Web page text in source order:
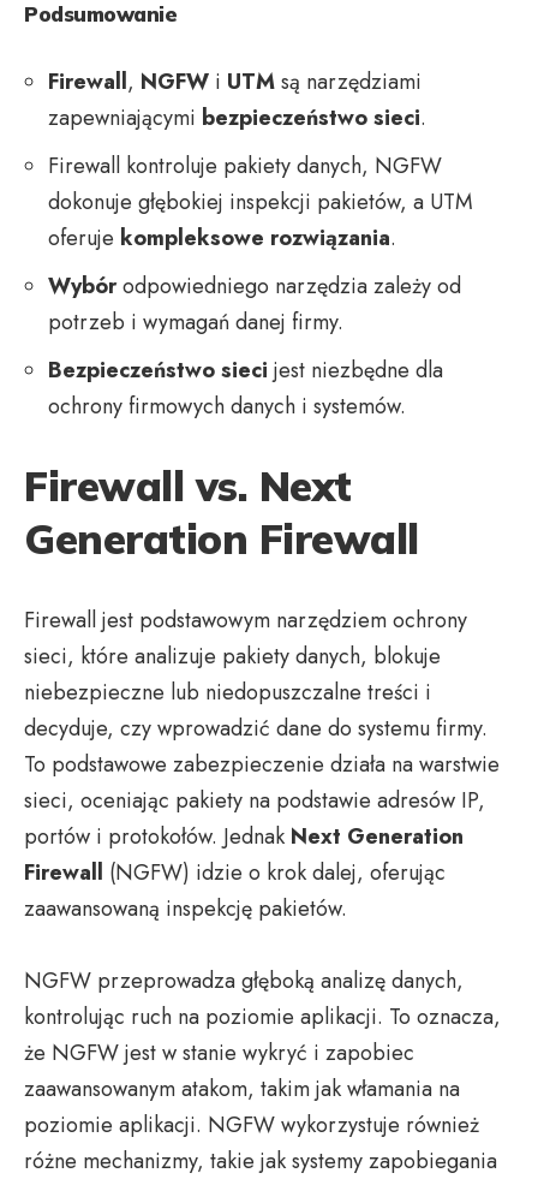
Podsumowanie
Firewall, NGFW i UTMsą narzędziami
zapewniającymi bezpieczeństwo sieci.
Firewall kontroluje pakiety danych, NGFW
dokonuje głębokiej inspekcji pakietów, a UTM
oferuje kompleksowe rozwiązania.
Wybórodpowiedniego narzędzia zależy od
potrzeb i wymagań danej firmy.
Bezpieczeństwo sieci jest niezbędne dla
ochrony firmowych danych i systemów.
Firewall vs. Next
Generation Firewall
Firewall jest podstawowym narzędziem ochrony
sieci, które analizuje pakiety danych, blokuje
niebezpieczne lub niedopuszczalne treści i
decyduje, czy wprowadzić dane do systemu firmy.
To podstawowe zabezpieczenie działa na warstwie
sieci, oceniając pakiety na podstawie adresów IP,
portów i protokołów. Jednak Next Generation
Firewall (NGFW) idzie o krok dalej, oferując
zaawansowaną inspekcję pakietów.
NGFW przeprowadza głęboką analizę danych,
kontrolując ruch na poziomie aplikacji. To oznacza,
że NGFW jest w stanie wykryć i zapobiec
zaawansowanym atakom, takim jak włamania na
poziomie aplikacji. NGFW wykorzystuje również
różne mechanizmy, takie jak systemy zapobiegania